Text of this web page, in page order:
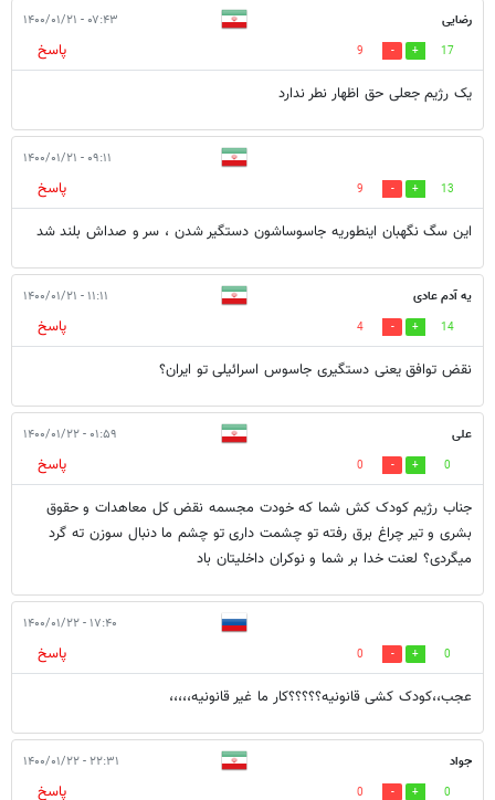
رضایی ۰۷:۴۳ - ۱۴۰۰/۰۱/۲۱
17
9
پاسخ
یک رژیم جعلی حق اظهار نطر ندارد
۰۹:۱۱ - ۱۴۰۰/۰۱/۲۱
13
9
پاسخ
این سگ نگهبان اینطوریه جاسوساشون دستگیر شدن ، سر و صداش بلند شد
یه آدم عادی ۱۱:۱۱ - ۱۴۰۰/۰۱/۲۱
14
4
پاسخ
نقض توافق یعنی دستگیری جاسوس اسرائیلی تو ایران؟
علی ۰۱:۵۹ - ۱۴۰۰/۰۱/۲۲
0
0
پاسخ
جناب رژیم کودک کش شما که خودت مجسمه نقض کل معاهدات و حقوق
بشری و تیر چراغ برق رفته تو چشمت داری تو چشم ما دنبال سوزن ته گرد
میگردی؟ لعنت خدا بر شما و نوکران داخلیتان باد
۱۷:۴۰ - ۱۴۰۰/۰۱/۲۲
0
0
پاسخ
عجب،،کودک کشی قانونیه؟؟؟؟؟کار ما غیر قانونیه،،،،،
جواد ۲۲:۳۱ - ۱۴۰۰/۰۱/۲۲
0
0
پاسخ